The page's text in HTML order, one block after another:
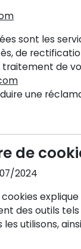
sont les
de
traitement de
une
de
2024
des outils
utilisons,